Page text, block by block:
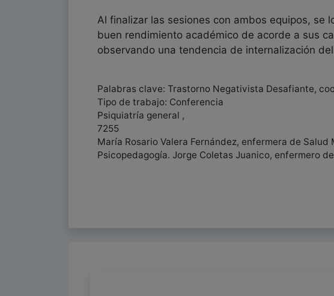
Al finalizar las sesiones con ambos equipos, se
buen rendimiento académico de acorde a sus
observando una tendencia de internalización del
Palabras clave: Trastorno Negativista Desafiante,
Tipo de trabajo: Conferencia
Psiquiatría general ,
7255
María Rosario Valera Fernández, enfermera de
Psicopedagogía. Jorge Coletas Juanico, enfermero